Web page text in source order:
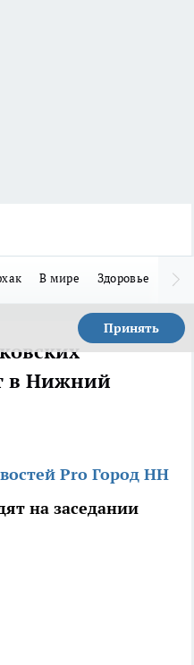
В мире Здоровье
Принять
в Нижний
Pro Город НН
на заседании